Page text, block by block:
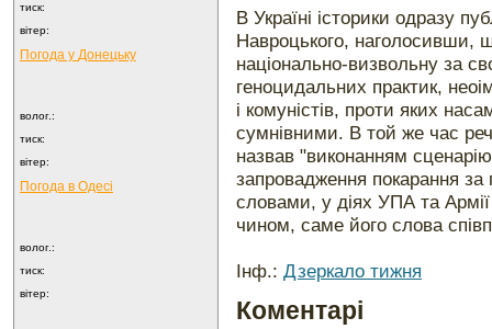
тиск:
вітер:
Погода у Донецьку
волог.:
тиск:
вітер:
Погода в Одесі
волог.:
тиск:
вітер:
В Україні історики одразу
Навроцького, наголосивши,
національно-визвольну за
геноцидальних практик,
і комуністів, проти яких
сумнівними. В той же час
назвав "виконанням
запровадження покарання за
словами, у діях УПА та
чином, саме його слова
Інф.: Дзеркало тижня
Коментарі